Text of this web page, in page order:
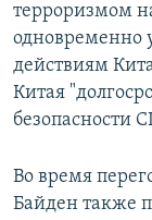
терроризмом
одновременно
действиям
Китая
безопасности
Во время
Байден также